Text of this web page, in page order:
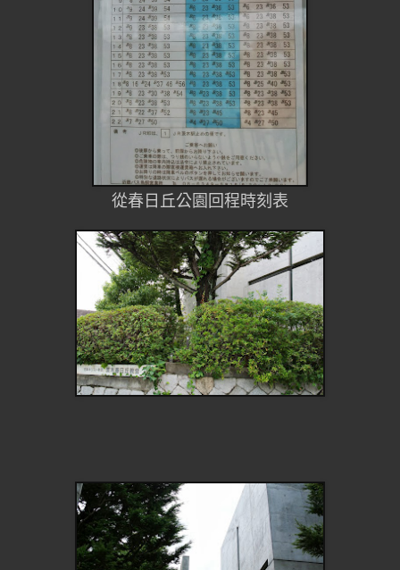
從春日丘公園回程時刻表